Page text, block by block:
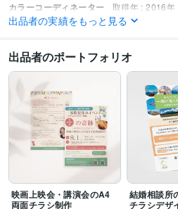
カラーコーディネーター 取得年 : 2016年
ITパスポート 取得年 : 2009年
Adobe Photoshop:3年 WordPress:2年
Web制作・HP作成・EC構築 WEB画像
Webデザイン 広告 EC ECショップ 通
Web制作・HP作成・EC構築 LP作成
学歴
2010年3月 ~ 2014年2月
出品者の実績をもっと見る
出品者のポートフォリオ
映画上映会・講演会のA4
両面チラシ制作
結婚相談所
チラシデザ